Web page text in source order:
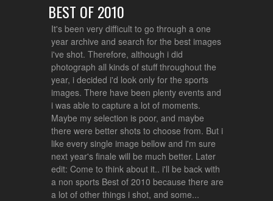
BEST OF 2010
It's been very difficult to go through a one
year archive and search for the best images
i've shot. Therefore, although i did
photograph all kinds of stuff throughout the
year, i decided i'd look only for the sports
images. There have been plenty events and
i was able to capture a lot of moments.
Maybe my selection is poor, and maybe
there were better shots to choose from. But i
like every single image bellow and i'm sure
next year's finale will be much better. Later
edit: Come to think about it.. i'll be back with
a non sports Best of 2010 because there are
a lot of other things i shot, and some...